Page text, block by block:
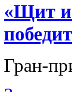
«Щит и
Гран-